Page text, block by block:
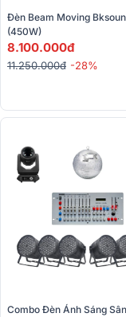
Đèn Beam Moving
(450W)
8.100.000đ
11.250.000đ -28%
Combo Đèn Ánh Sáng